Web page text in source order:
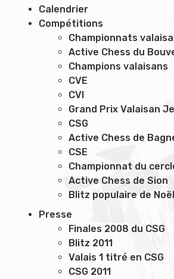
Calendrier
Compétitions
Championnats
Active Chess du
Champions valaisans
CVE
CVI
Grand Prix Valaisan
CSG
Active Chess de
CSE
Championnat du
Active Chess de Sion
Blitz populaire de Noël
Presse
Finales 2008 du CSG
Blitz 2011
Valais 1 titré en CSG
CSG 2011